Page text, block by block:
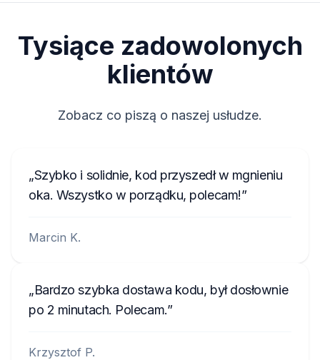
Tysiące zadowolonych
klientów
Zobacz co piszą o naszej usłudze.
Szybko i solidnie, kod przyszedł w mgnieniu
oka. Wszystko w porządku, polecam!
Marcin K.
Bardzo szybka dostawa kodu, był dosłownie
po 2 minutach. Polecam.
Krzysztof P.